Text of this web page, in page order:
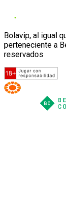
Bolavip, al igual
perteneciente a
reservados